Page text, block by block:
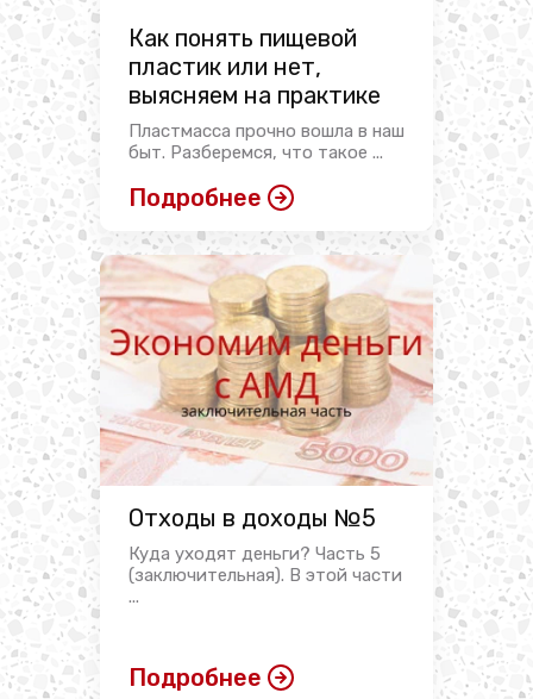
Как понять пищевой
пластик или нет,
выясняем на практике
Пластмасса прочно вошла в наш
быт. Разберемся, что такое ...
Подробнее
Отходы в доходы №5
Куда уходят деньги? Часть 5
(заключительная). В этой части
...
Подробнее